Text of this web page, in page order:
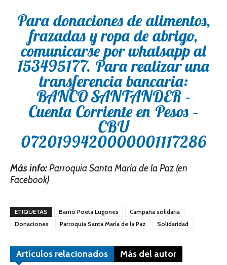
Para donaciones de alimentos,
frazadas y ropa de abrigo,
comunicarse por whatsapp al
153495177. Para realizar una
transferencia bancaria:
BANCO SANTANDER –
Cuenta Corriente en Pesos –
CBU
0720199420000001117286
Más info:Parroquia Santa María de la Paz (en
Facebook)
ETIQUETAS Barrio Poeta Lugones
Campaña solidaria
Donaciones
Parroquia Santa María de la Paz Solidaridad
Artículos relacionados Más del autor